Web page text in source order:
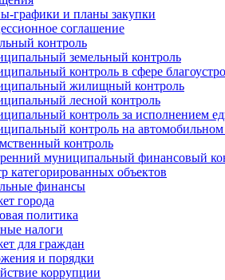
графики и планы закупки
соглашение
контроль
земельный контроль
контроль в сфере
жилищный контроль
лесной контроль
контроль за исполнением
контроль на автомобильном
контроль
муниципальный финансовый
категорированных объектов
финансы
города
политика
налоги
для граждан
и порядки
коррупции